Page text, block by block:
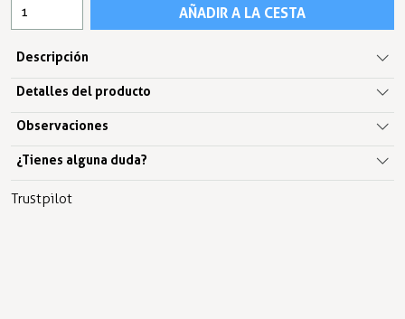
AÑADIR A LA CESTA
Descripción
Detalles del producto
Observaciones
¿Tienes alguna duda?
Trustpilot